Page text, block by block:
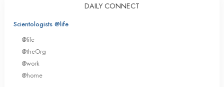
DAILY CONNECT
Scientologists @life
@life
@theOrg
@work
@home